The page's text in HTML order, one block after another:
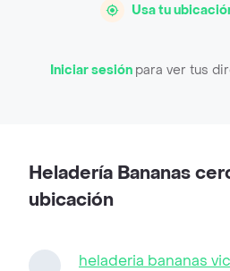
Usa tu
Iniciar sesión para ver tus
Heladería Bananas
ubicación
heladeria bananas